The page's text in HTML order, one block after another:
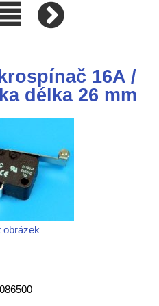
16A /
délka 26 mm
obrázek